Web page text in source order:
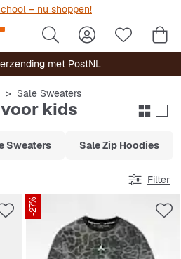
– nu shoppen!
met PostNL
Sale Sweaters
kids
Sweaters Sale Zip Hoodies
Filter
-27%